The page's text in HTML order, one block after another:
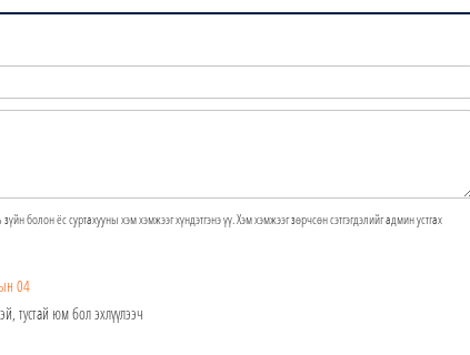
зүйн болон ёс суртахууны хэм хэмжээг хүндэтгэнэ үү. Хэм хэмжээг зөрчсөн сэтгэгдэлийг админ устгах
04
тустай юм бол эхлүүлээч